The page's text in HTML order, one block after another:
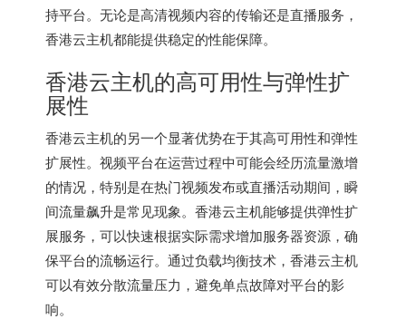
持平台。无论是高清视频内容的传输还是直播服务，
香港云主机都能提供稳定的性能保障。
香港云主机的高可用性与弹性扩
展性
香港云主机的另一个显著优势在于其高可用性和弹性
扩展性。视频平台在运营过程中可能会经历流量激增
的情况，特别是在热门视频发布或直播活动期间，瞬
间流量飙升是常见现象。 香港云主机能够提供弹性扩
展服务，可以快速根据实际需求增加服务器资源，确
保平台的流畅运行。通过负载均衡技术， 香港云主机
可以有效分散流量压力，避免单点故障对平台的影
响。